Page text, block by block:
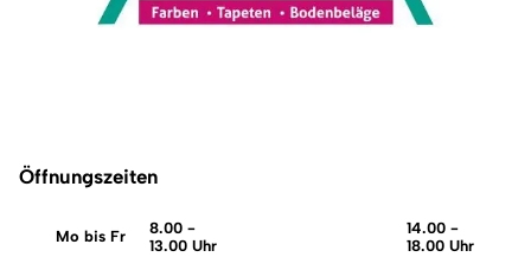
Öffnungszeiten
Mo bis Fr
8.00 -
13.00 Uhr
14.00 -
18.00 Uhr